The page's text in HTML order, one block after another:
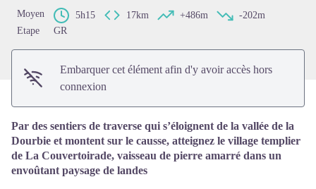
Moyen 5h15 17km +486m
-202m
Etape
GR
Embarquer cet élément afin d'y avoir accès hors
connexion
Par des sentiers de traverse qui s’éloignent de la vallée de la
Dourbie et montent sur le causse, atteignez le village templier
de La Couvertoirade, vaisseau de pierre amarré dans un
envoûtant paysage de landes